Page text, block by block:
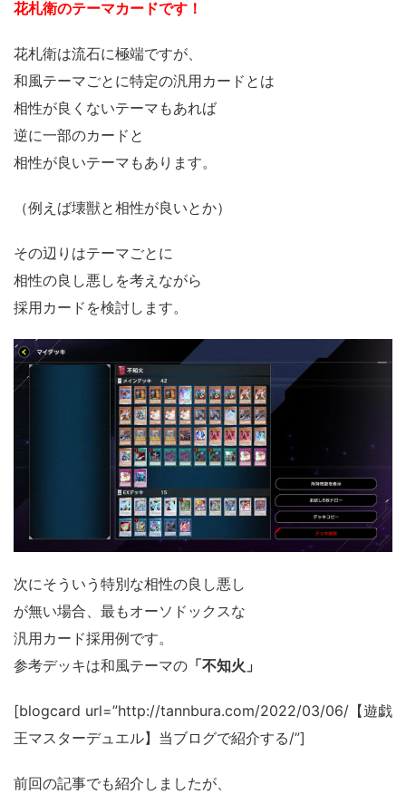
花札衛のテーマカードです！
花札衛は流石に極端ですが、
和風テーマごとに特定の汎用カードとは
相性が良くないテーマもあれば
逆に一部のカードと
相性が良いテーマもあります。
（例えば壊獣と相性が良いとか）
その辺りはテーマごとに
相性の良し悪しを考えながら
採用カードを検討します。
次にそういう特別な相性の良し悪し
が無い場合、最もオーソドックスな
汎用カード採用例です。
参考デッキは和風テーマの 「不知火」
[blogcard url=”http://tannbura.com/2022/03/06/【遊戯
王マスターデュエル】当ブログで紹介する/”]
前回の記事でも紹介しましたが、